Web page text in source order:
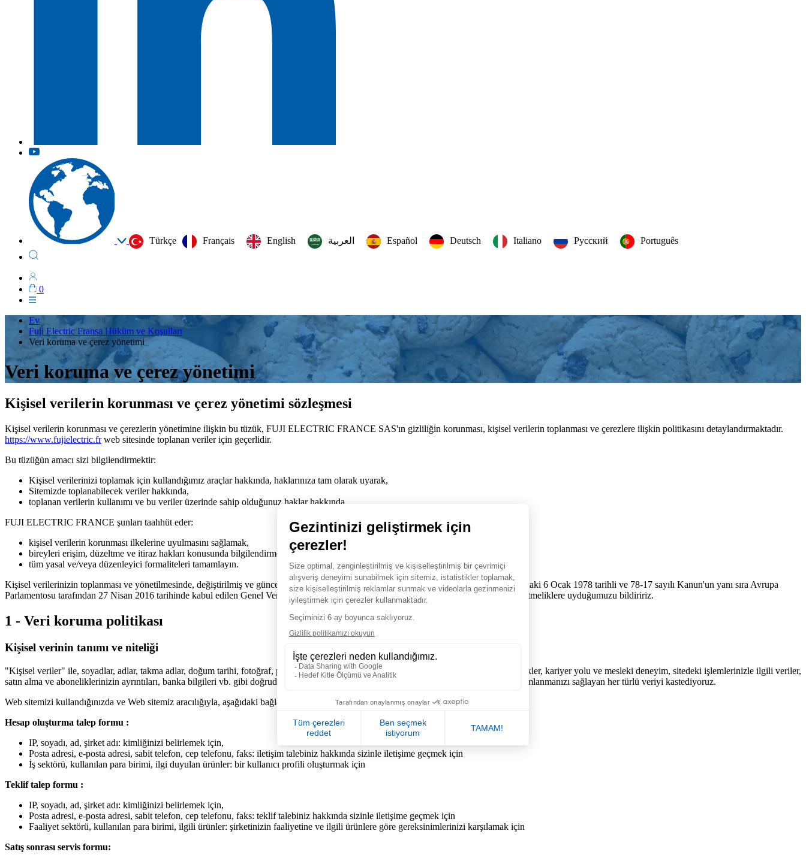
Türkçe Français English العربية‏ Español Deutsch Italiano Русский Português
0
Ev
Fuji Electric Fransa Hüküm ve Koşulları
Veri koruma ve çerez yönetimi
Veri koruma ve çerez yönetimi
Kişisel verilerin korunması ve çerez yönetimi sözleşmesi
Kişisel verilerin korunması ve çerezlerin yönetimine ilişkin bu tüzük, FUJI ELECTRIC FRANCE SAS'ın gizliliğin korunması, kişisel verilerin toplanması ve çerezlere ilişkin politikasını detaylandırmaktadır.
https://www.fujielectric.frweb sitesinde toplanan veriler için geçerlidir.
Bu tüzüğün amacı sizi bilgilendirmektir:
Kişisel verilerinizi toplamak için kullandığımız araçlar hakkında, haklarınıza tam olarak uyarak,
Sitemizde toplanabilecek veriler hakkında,
toplanan verilerin kullanımı ve bu veriler üzerinde sahip olduğunuz haklar hakkında.
FUJI ELECTRIC FRANCE şunları taahhüt eder:
kişisel verilerin korunması ilkelerine uyulmasını sağlamak,
bireyleri erişim, düzeltme ve itiraz hakları konusunda bilgilendirmek,
tüm yasal ve/veya düzenleyici formaliteleri tamamlayın.
Kişisel verilerinizin toplanması ve yönetilmesinde, değiştirilmiş ve güncel haliyle veri işleme, veri dosyaları ve bireysel özgürlükler hakkındaki 6 Ocak 1978 tarihli ve 78-17 sayılı Kanun'un yanı sıra Avrupa
Parlamentosu tarafından 27 Nisan 2016 tarihinde kabul edilen Genel Veri Koruma Yönetmeliği'ne ve bunlardan kaynaklanan yasa ve yönetmeliklere uyduğumuzu bildiririz.
1 - Veri koruma politikası
Kişisel verinin tanımı ve niteliği
"Kişisel veriler" ile, soyadlar, adlar, takma adlar, doğum tarihi, fotoğraf, posta ve e-posta adresleri, telefon numaraları, meslek, eğitim, nitelikler, kariyer yolu ve mesleki deneyim, sitedeki işlemlerinizle ilgili veriler,
satın alma ve aboneliklerinizin ayrıntıları, banka bilgileri vb. gibi doğrudan veya dolaylı olarak (bilgilerin bir araya getirilmesi yoluyla) tanımlanmanızı sağlayan her türlü veriyi kastediyoruz.
Web sitemizi kullandığınızda ve Web sitemiz aracılığıyla, aşağıdaki bağlamda bize iletilen kişisel verileri toplayabiliriz:
Hesap oluşturma talep formu :
IP, soyadı, ad, şirket adı: kimliğinizi belirlemek için,
Posta adresi, e-posta adresi, sabit telefon, cep telefonu, faks: iletişim talebiniz hakkında sizinle iletişime geçmek için
İş sektörü, kullanılan para birimi, ilgi duyulan ürünler: bir kullanıcı profili oluşturmak için
Teklif talep formu :
IP, soyadı, ad, şirket adı: kimliğinizi belirlemek için,
Posta adresi, e-posta adresi, sabit telefon, cep telefonu, faks: teklif talebiniz hakkında sizinle iletişime geçmek için
Faaliyet sektörü, kullanılan para birimi, ilgili ürünler: şirketinizin faaliyetine ve ilgili ürünlere göre gereksinimlerinizi karşılamak için
Satış sonrası servis formu: